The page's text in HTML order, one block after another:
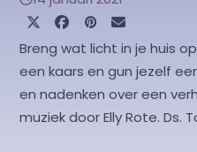
Breng wat licht in je huis
een kaars en gun jezelf
en nadenken over een
muziek door Elly Rote. Ds.